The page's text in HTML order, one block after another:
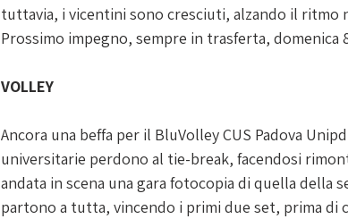
tuttavia, i vicentini sono cresciuti, alzando il ritmo
Prossimo impegno, sempre in trasferta, domenica
VOLLEY
Ancora una beffa per il BluVolley CUS Padova
universitarie perdono al tie-break, facendosi
andata in scena una gara fotocopia di quella della
partono a tutta, vincendo i primi due set, prima di